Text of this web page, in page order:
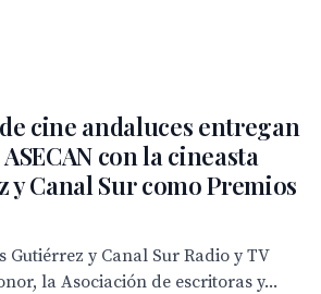
cine andaluces entregan
con la cineasta
y Canal Sur como Premios
Gutiérrez y Canal Sur Radio y TV
la Asociación de escritoras y...